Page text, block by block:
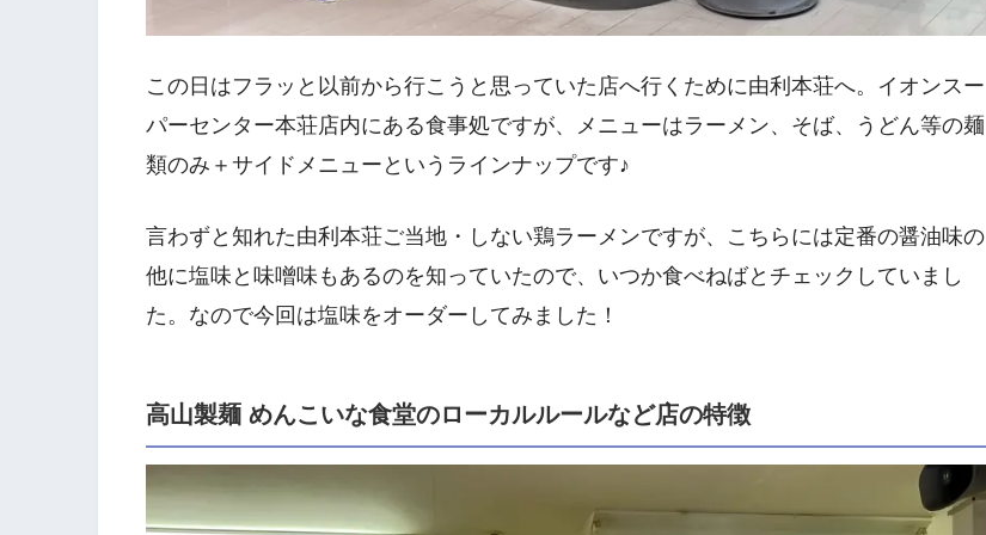
この日はフラッと以前から行こうと思っていた店へ行くために由利本荘へ。イオンスー
パーセンター本荘店内にある食事処ですが、メニューはラーメン、そば、うどん等の麺
類のみ＋サイドメニューというラインナップです♪
言わずと知れた由利本荘ご当地・しない鶏ラーメンですが、こちらには定番の醤油味の
他に塩味と味噌味もあるのを知っていたので、いつか食べねばとチェックしていまし
た。なので今回は塩味をオーダーしてみました！
高山製麺 めんこいな食堂のローカルルールなど店の特徴